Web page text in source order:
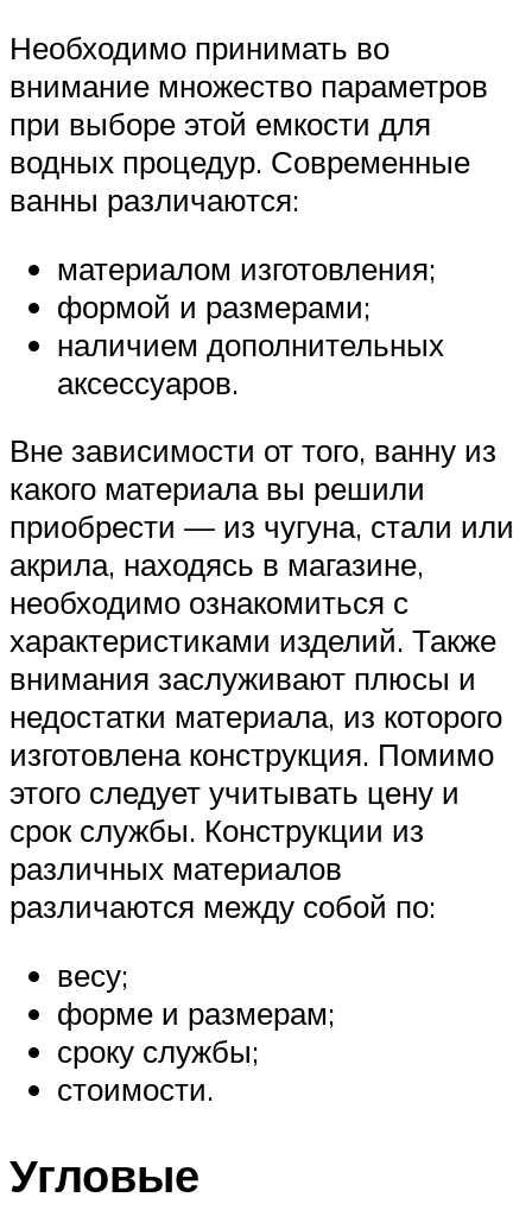
Необходимо принимать во
внимание множество параметров
при выборе этой емкости для
водных процедур. Современные
ванны различаются:
материалом изготовления;
формой и размерами;
наличием дополнительных
аксессуаров.
Вне зависимости от того, ванну из
какого материала вы решили
приобрести — из чугуна, стали или
акрила, находясь в магазине,
необходимо ознакомиться с
характеристиками изделий. Также
внимания заслуживают плюсы и
недостатки материала, из которого
изготовлена конструкция. Помимо
этого следует учитывать цену и
срок службы. Конструкции из
различных материалов
различаются между собой по:
весу;
форме и размерам;
сроку службы;
стоимости.
Угловые